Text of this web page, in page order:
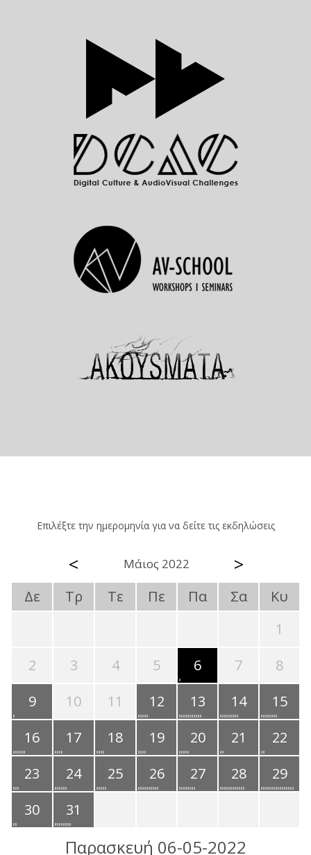
Επιλέξτε την ημερομηνία για να δείτε τις εκδηλώσεις
< Μάιος 2022 >
Δε Τρ Τε Πε Πα Σα
Κυ
1
2
3 4 5 6 7
8
9
10 11 12 13 14
15
16
17 18 19 20 21
22
23
24 25 26 27 28
29
30
31
Παρασκευή 06-05-2022